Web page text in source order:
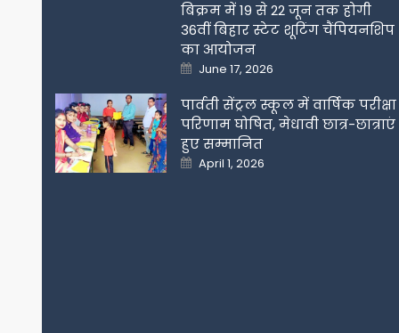
बिक्रम में 19 से 22 जून तक होगी
36वीं बिहार स्टेट शूटिंग चैंपियनशिप
का आयोजन
Posted
on
June 17, 2026
पार्वती सेंट्रल स्कूल में वार्षिक परीक्षा
परिणाम घोषित, मेधावी छात्र-छात्राएं
हुए सम्मानित
Posted
on
April 1, 2026